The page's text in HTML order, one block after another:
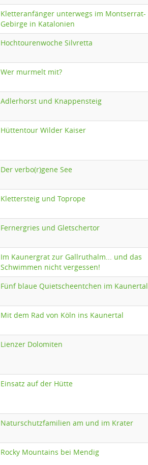
Kletteranfänger unterwegs im Montserrat-
Gebirge in Katalonien
Hochtourenwoche Silvretta
Wer murmelt mit?
Adlerhorst und Knappensteig
Hüttentour Wilder Kaiser
Der verbo(r)gene See
Klettersteig und Toprope
Fernergries und Gletschertor
Im Kaunergrat zur Gallruthalm... und das
Schwimmen nicht vergessen!
Fünf blaue Quietscheentchen im Kaunertal
Mit dem Rad von Köln ins Kaunertal
Lienzer Dolomiten
Einsatz auf der Hütte
Naturschutzfamilien am und im Krater
Rocky Mountains bei Mendig